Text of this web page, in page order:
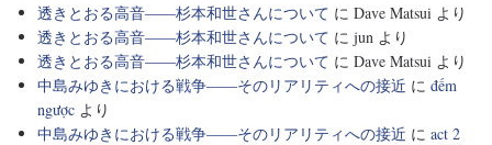
透きとおる高音――杉本和世さんについて に Dave Matsui より
透きとおる高音――杉本和世さんについて に jun より
透きとおる高音――杉本和世さんについて に Dave Matsui より
中島みゆきにおける戦争――そのリアリティへの接近 に đếm
ngược より
中島みゆきにおける戦争――そのリアリティへの接近 に act 2